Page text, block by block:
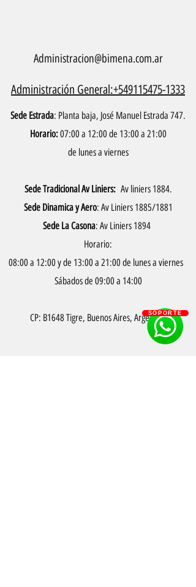
Administracion@bimena.com.ar
Administración General:+549115475-1333
Sede Estrada: Planta baja, José Manuel Estrada 747.
Horario:07:00 a 12:00 de 13:00 a 21:00
de lunes a viernes
Sede Tradicional Av Liniers: Av liniers 1884.
Sede Dinamica y Aero: Av Liniers 1885/1881
Sede La Casona: Av Liniers 1894
Horario:
08:00 a 12:00 y de 13:00 a 21:00 de lunes a viernes
Sábados de 09:00 a 14:00
CP: B1648 Tigre, Buenos Aires, Argentina
SOPORTE